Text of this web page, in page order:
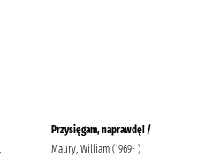
Przysięgam, naprawdę! /
Maury, William (1969- )